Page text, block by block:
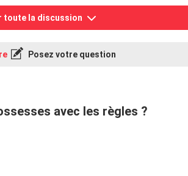
toute la discussion
Posez votre question
avec les règles ?